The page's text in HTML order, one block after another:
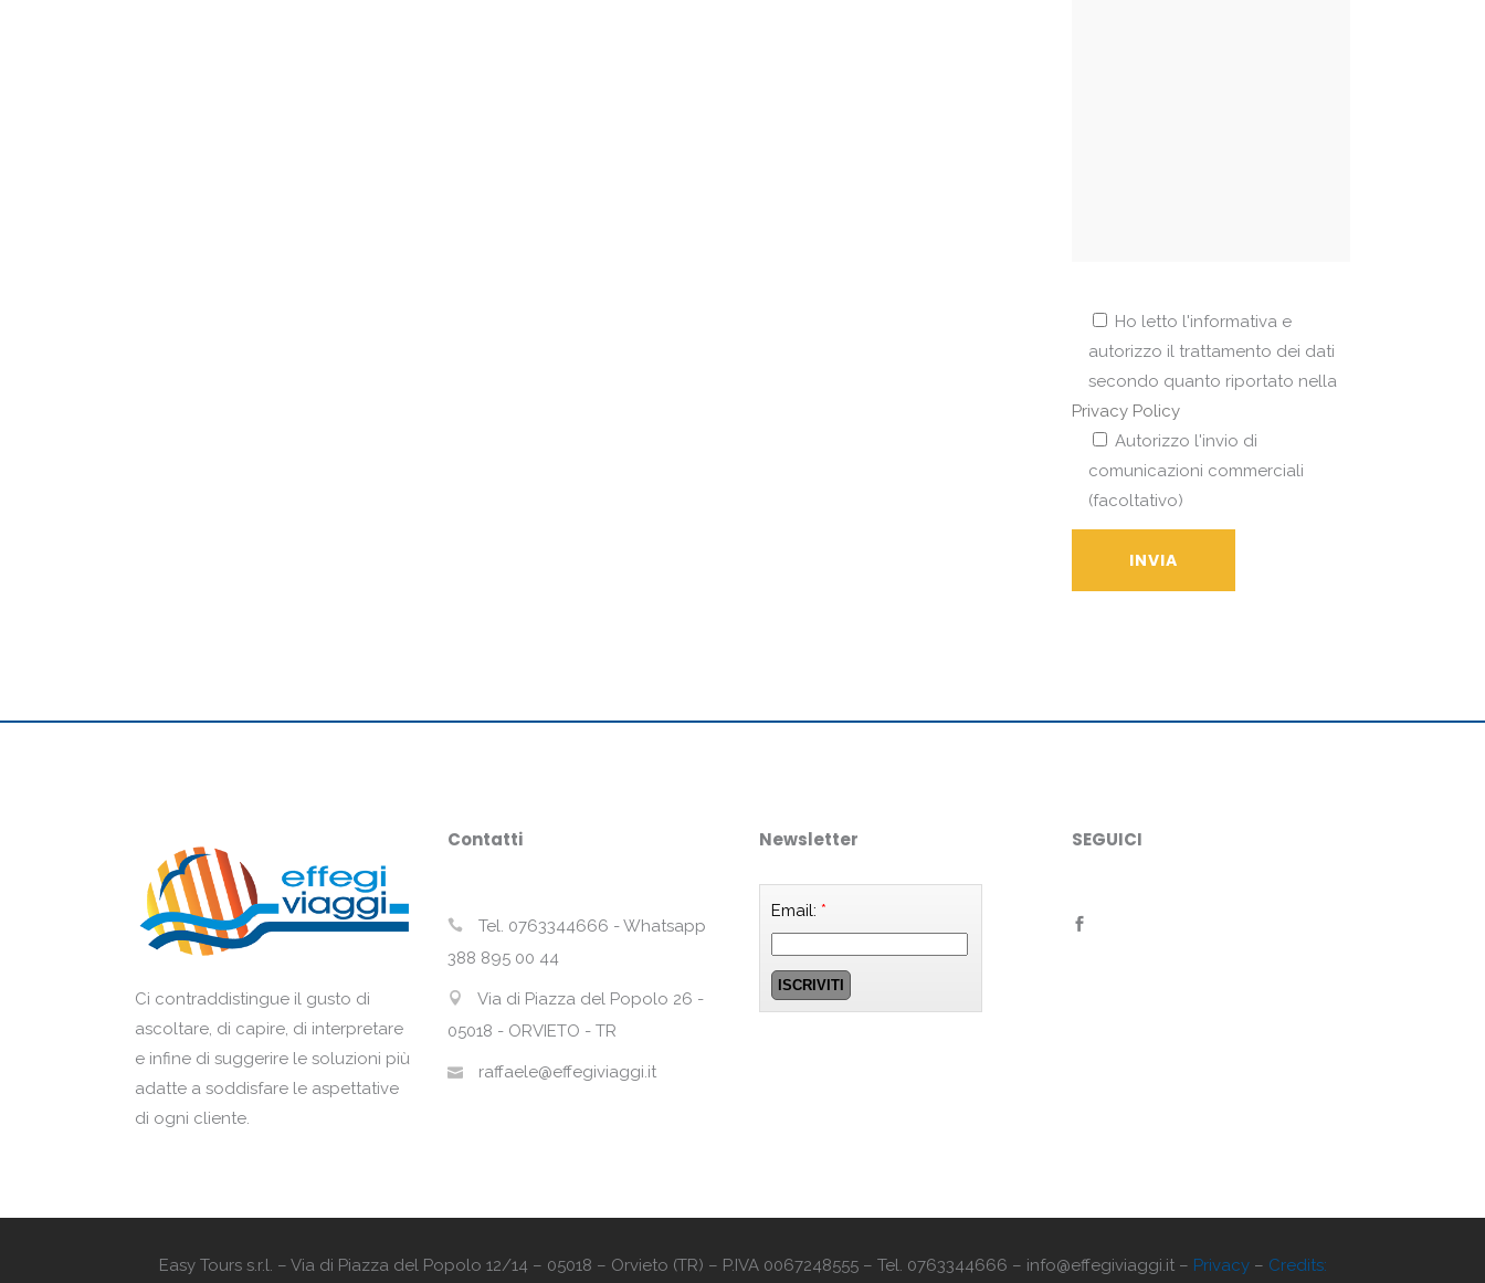
Ho letto l'informativa e
autorizzo il trattamento dei dati
secondo quanto riportato nella
Privacy Policy
Autorizzo l'invio di
comunicazioni commerciali
(facoltativo)
Ci contraddistingue il gusto di
ascoltare, di capire, di interpretare
e infine di suggerire le soluzioni più
adatte a soddisfare le aspettative
di ogni cliente.
Contatti
Tel. 0763344666 - Whatsapp
388 895 00 44
Via di Piazza del Popolo 26 -
05018 - ORVIETO - TR
raffaele@effegiviaggi.it
Newsletter
Email: *
SEGUICI
Easy Tours s.r.l. – Via di Piazza del Popolo 12/14 – 05018 – Orvieto (TR) – P.IVA 0067248555 – Tel. 0763344666 – info@effegiviaggi.it – Privacy– Credits: